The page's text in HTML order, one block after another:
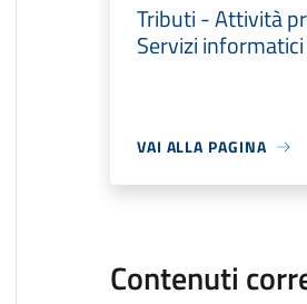
Tributi - Attività
Servizi informatici
VAI ALLA PAGINA
Contenuti